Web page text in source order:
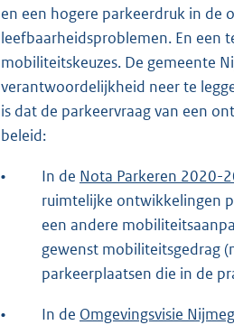
en een hogere parkeerdruk in de
leefbaarheidsproblemen. En een
mobiliteitskeuzes. De gemeente
verantwoordelijkheid neer te
is dat de parkeervraag van een
beleid:
• In de Nota Parkeren 2020-
ruimtelijke ontwikkelingen
een andere
gewenst mobiliteitsgedrag
parkeerplaatsen die in de
• In de Omgevingsvisie